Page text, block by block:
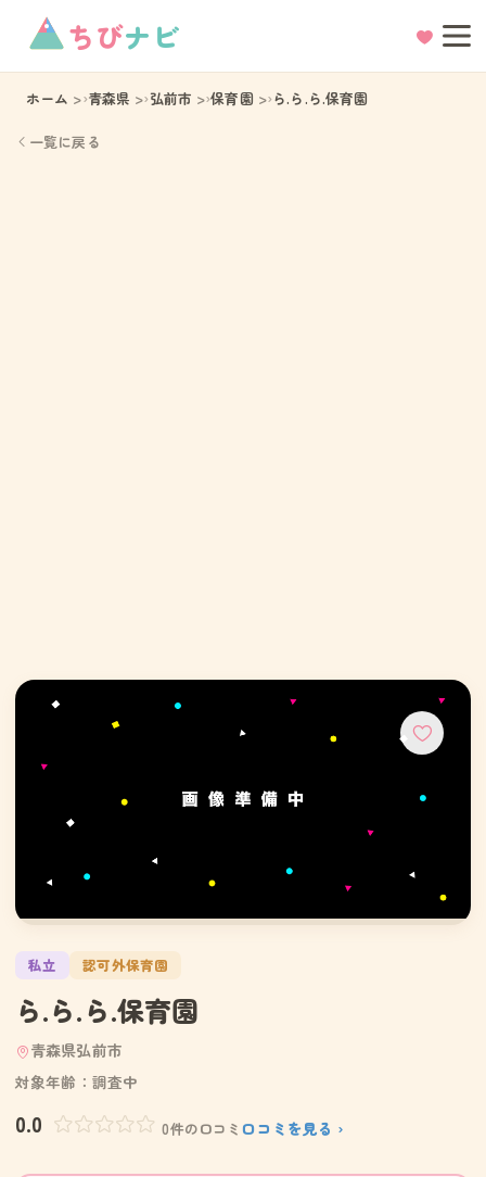
ちびナビ
ホーム 青森県 弘前市 保育園 ら.ら.ら.保育園
一覧に戻る
私立 認可外保育園
ら.ら.ら.保育園
青森県弘前市
対象年齢：調査中
0.0 0件の口コミ 口コミを見る ›